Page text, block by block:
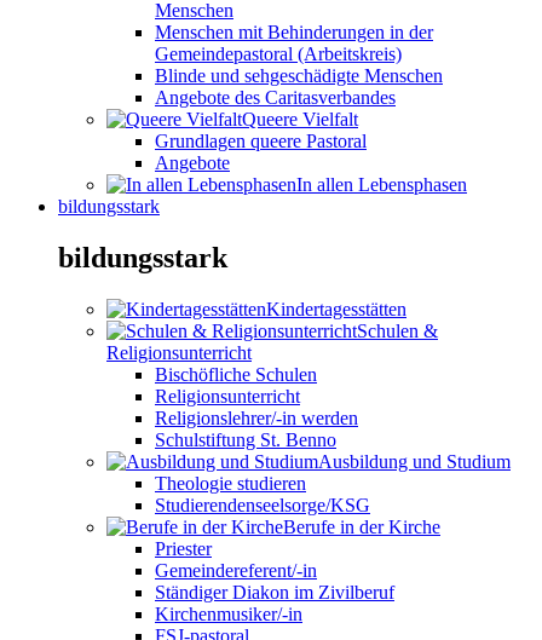
Menschen
Menschen mit Behinderungen in der
Gemeindepastoral (Arbeitskreis)
Blinde und sehgeschädigte Menschen
Angebote des Caritasverbandes
Queere Vielfalt
Grundlagen queere Pastoral
Angebote
In allen Lebensphasen
bildungsstark
bildungsstark
Kindertagesstätten
Schulen &
Religionsunterricht
Bischöfliche Schulen
Religionsunterricht
Religionslehrer/-in werden
Schulstiftung St. Benno
Ausbildung und Studium
Theologie studieren
Studierendenseelsorge/KSG
Berufe in der Kirche
Priester
Gemeindereferent/-in
Ständiger Diakon im Zivilberuf
Kirchenmusiker/-in